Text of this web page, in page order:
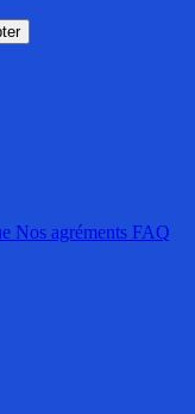
Nos agréments FAQ